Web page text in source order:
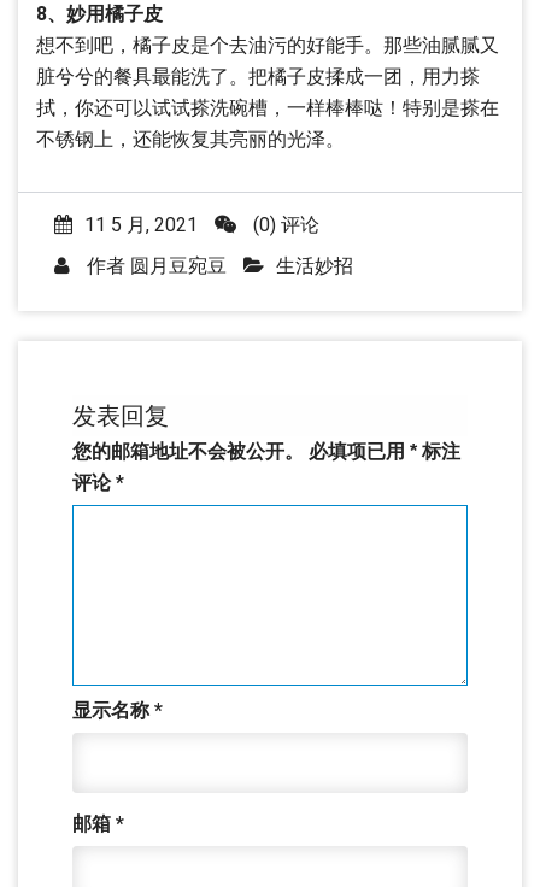
8、妙用橘子皮
想不到吧，橘子皮是个去油污的好能手。那些油腻腻又
脏兮兮的餐具最能洗了。把橘子皮揉成一团，用力搽
拭，你还可以试试搽洗碗槽，一样棒棒哒！特别是搽在
不锈钢上，还能恢复其亮丽的光泽。
11 5 月, 2021
(0) 评论
作者 圆月豆宛豆 生活妙招
发表回复
您的邮箱地址不会被公开。 必填项已用 * 标注
评论*
显示名称*
邮箱 *